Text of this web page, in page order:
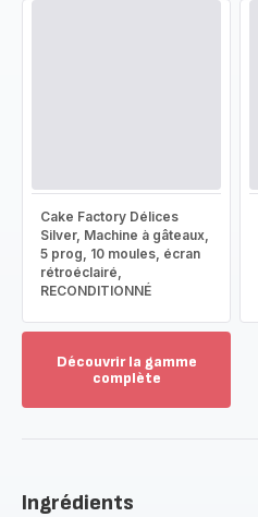
Cake Factory Délices
Silver, Machine à gâteaux,
5 prog, 10 moules, écran
rétroéclairé,
RECONDITIONNÉ
Découvrir la gamme
complète
gamme
Ingrédients